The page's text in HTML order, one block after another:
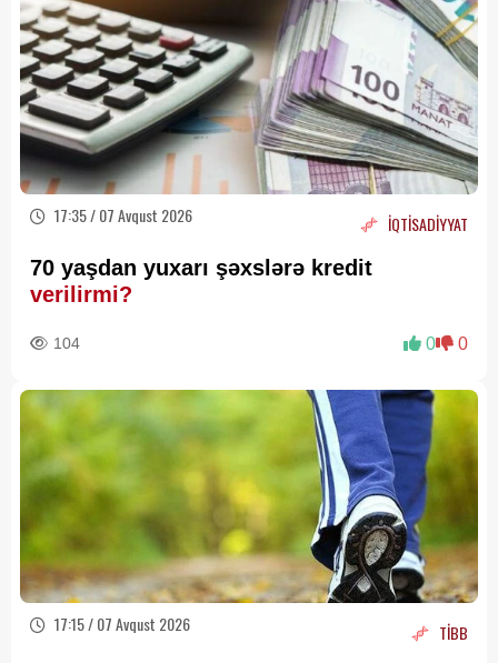
17:35 / 07 Avqust 2026 İQTİSADİYYAT
70 yaşdan yuxarı şəxslərə kredit
verilirmi?
104 0 0
17:15 / 07 Avqust 2026 TİBB